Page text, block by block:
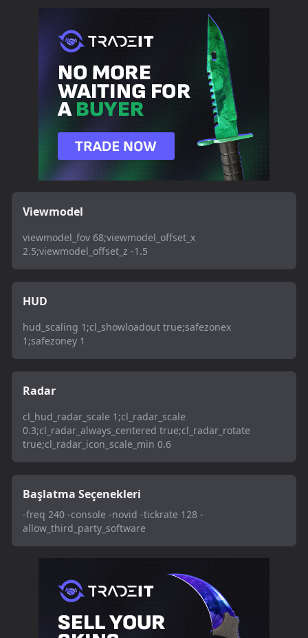
Viewmodel
viewmodel_fov 68;viewmodel_offset_x
2.5;viewmodel_offset_z -1.5
HUD
hud_scaling 1;cl_showloadout true;safezonex
1;safezoney 1
Radar
cl_hud_radar_scale 1;cl_radar_scale
0.3;cl_radar_always_centered true;cl_radar_rotate
true;cl_radar_icon_scale_min 0.6
Başlatma Seçenekleri
-freq 240 -console -novid -tickrate 128 -
allow_third_party_software